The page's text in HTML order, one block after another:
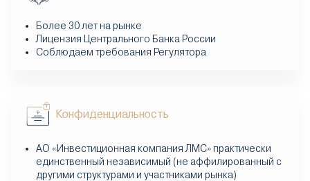
Более 30 лет на рынке
Лицензия Центрального Банка России
Соблюдаем требования Регулятора
Конфиденциальность
АО «Инвестиционная компания ЛМС» практически
единственный независимый (не аффилированный с
другими структурами и участниками рынка)